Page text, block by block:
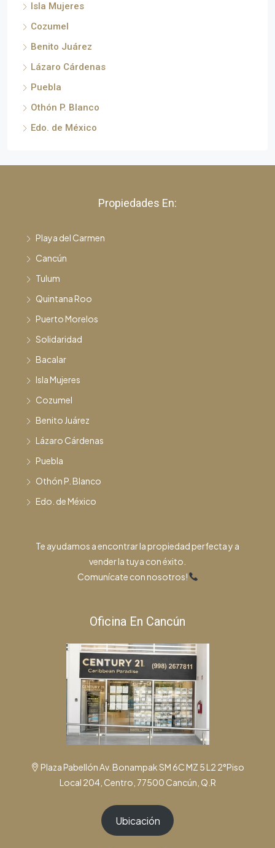
Isla Mujeres
Cozumel
Benito Juárez
Lázaro Cárdenas
Puebla
Othón P. Blanco
Edo. de México
Propiedades En:
Playa del Carmen
Cancún
Tulum
Quintana Roo
Puerto Morelos
Solidaridad
Bacalar
Isla Mujeres
Cozumel
Benito Juárez
Lázaro Cárdenas
Puebla
Othón P. Blanco
Edo. de México
Te ayudamos a encontrar la propiedad perfecta y a
vender la tuya con éxito.
Comunícate con nosotros!
Oficina En Cancún
Plaza Pabellón Av. Bonampak SM 6C MZ 5 L2 2°Piso
Local 204, Centro, 77500 Cancún, Q.R
Ubicación